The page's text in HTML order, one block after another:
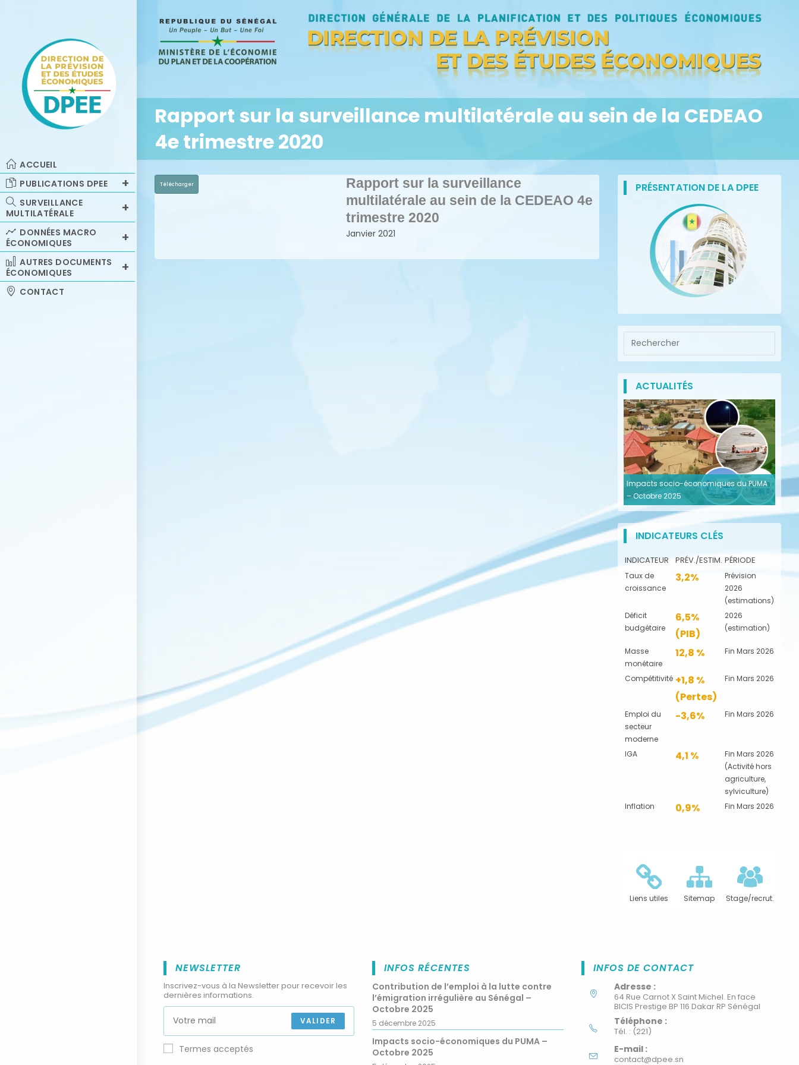
ACCUEIL
PUBLICATIONS DPEE
SURVEILLANCE
MULTILATÉRALE
DONNÉES MACRO
ÉCONOMIQUES
AUTRES DOCUMENTS
ÉCONOMIQUES
CONTACT
Rapport sur la surveillance multilatérale au sein de la CEDEAO
4e trimestre 2020
Télécharger
Rapport sur la surveillance
multilatérale au sein de la CEDEAO 4e
trimestre 2020
Janvier 2021
PRÉSENTATION DE LA DPEE
ACTUALITÉS
Impacts socio-économiques du PUMA
– Octobre 2025
INDICATEURS CLÉS
INDICATEUR PRÉV./ESTIM. PÉRIODE
Taux de
croissance
3,2%
Prévision
2026
(estimations)
Déficit
budgétaire
6,5%
(PIB)
2026
(estimation)
Masse
monétaire
12,8 % Fin Mars 2026
Compétitivité +1,8 %
(Pertes)
Fin Mars 2026
Emploi du
secteur
moderne
-3,6% Fin Mars 2026
IGA 4,1 %
Fin Mars 2026
(Activité hors
agriculture,
sylviculture)
Inflation
0,9% Fin Mars 2026
Liens utiles Sitemap Stage/recrut.
NEWSLETTER
Inscrivez-vous à la Newsletter pour recevoir les
dernières informations.
VALIDER
Termes acceptés
INFOS RÉCENTES
Contribution de l’emploi à la lutte contre
l’émigration irrégulière au Sénégal –
Octobre 2025
5 décembre 2025
Impacts socio-économiques du PUMA –
Octobre 2025
INFOS DE CONTACT
Adresse :
64 Rue Carnot X Saint Michel. En face
BICIS Prestige BP 116 Dakar RP Sénégal
Téléphone :
Tél. : (221)
E-mail :
contact@dpee.sn